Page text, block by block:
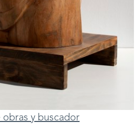
obras y buscador